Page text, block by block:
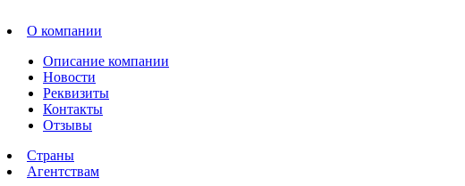
О компании
Описание компании
Новости
Реквизиты
Контакты
Отзывы
Страны
Агентствам